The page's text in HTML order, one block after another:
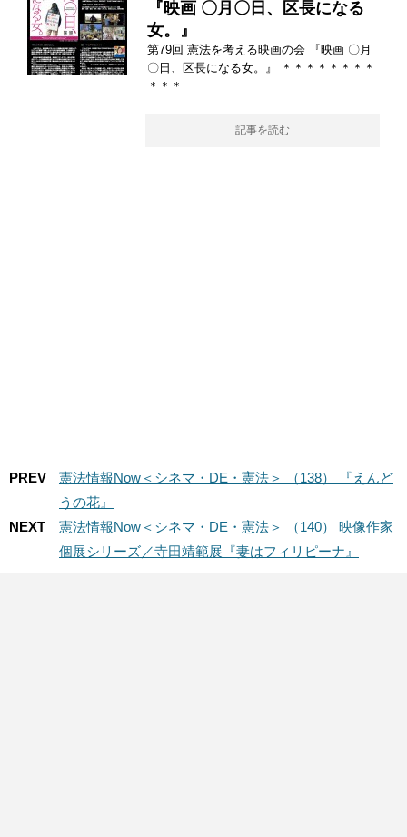
『映画 〇月〇日、区長になる
女。』
第79回 憲法を考える映画の会 『映画 〇月
〇日、区長になる女。』 ＊＊＊＊＊＊＊＊
＊＊＊
記事を読む
PREV
憲法情報Now＜シネマ・DE・憲法＞ （138） 『えんど
うの花』
NEXT
憲法情報Now＜シネマ・DE・憲法＞ （140） 映像作家
個展シリーズ／寺田靖範展『妻はフィリピーナ』